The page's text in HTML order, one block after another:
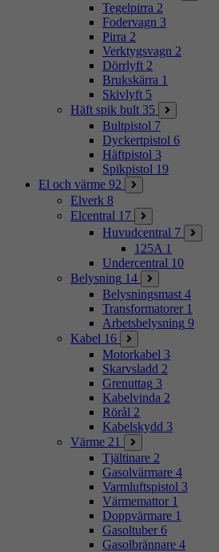
Tegelpirra 2
Fodervagn 3
Pirra 2
Verktygsvagn 2
Dörrlyft 2
Brukskärra 1
Skivlyft 5
Häft spik bult 35
Bultpistol 7
Dyckertpistol 6
Häftpistol 3
Spikpistol 19
El och värme 92
Elverk 8
Elcentral 17
Huvudcentral 7
125A 1
Undercentral 10
Belysning 14
Belysningsmast 4
Transformatorer 1
Arbetsbelysning 9
Kabel 16
Motorkabel 3
Skarvsladd 2
Grenuttag 3
Kabelvinda 2
Rörål 2
Kabelskydd 3
Värme 21
Tjältinare 2
Gasolvärmare 4
Varmluftspistol 3
Värmemattor 1
Doppvärmare 1
Gasoltuber 6
Gasolbrännare 4